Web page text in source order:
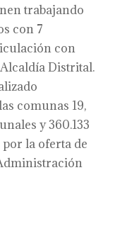
trabajando
con 7
con
Distrital.
comunas 19,
y 360.133
la oferta de